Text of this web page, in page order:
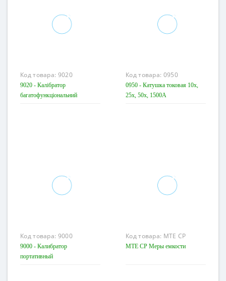
Код товара: 9020
9020 - Калібратор
багатофункціональний
Код товара: 0950
0950 - Катушка токовая 10x,
25x, 50x, 1500A
Код товара: 9000
9000 - Калибратор
портативный
Код товара: MTE CP
MTE CP Меры емкости